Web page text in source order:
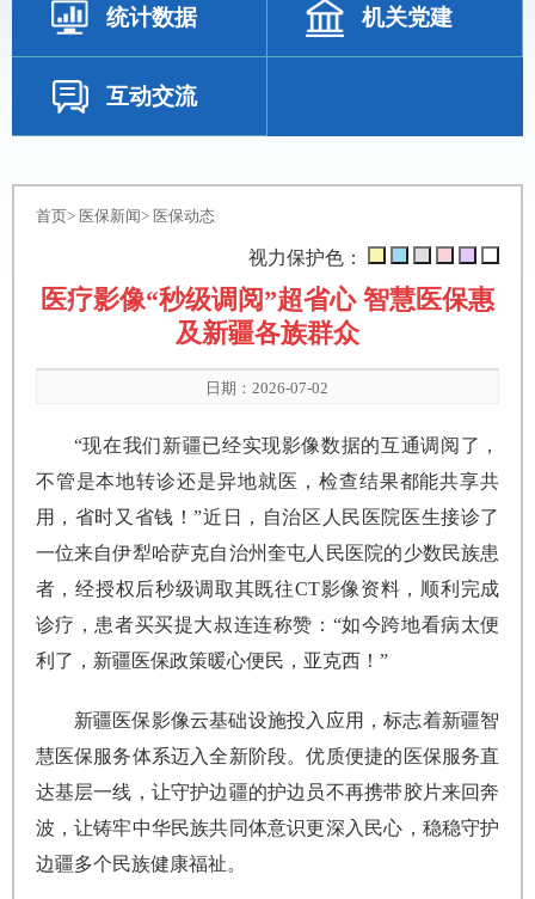
统计数据 机关党建
互动交流
首页> 医保新闻> 医保动态
视力保护色：
医疗影像“秒级调阅”超省心 智慧医保惠
及新疆各族群众
日期：2026-07-02
“现在我们新疆已经实现影像数据的互通调阅了，
不管是本地转诊还是异地就医，检查结果都能共享共
用，省时又省钱！”近日，自治区人民医院医生接诊了
一位来自伊犁哈萨克自治州奎屯人民医院的少数民族患
者，经授权后秒级调取其既往CT影像资料，顺利完成
诊疗，患者买买提大叔连连称赞：“如今跨地看病太便
利了，新疆医保政策暖心便民，亚克西！”
新疆医保影像云基础设施投入应用，标志着新疆智
慧医保服务体系迈入全新阶段。优质便捷的医保服务直
达基层一线，让守护边疆的护边员不再携带胶片来回奔
波，让铸牢中华民族共同体意识更深入民心，稳稳守护
边疆多个民族健康福祉。